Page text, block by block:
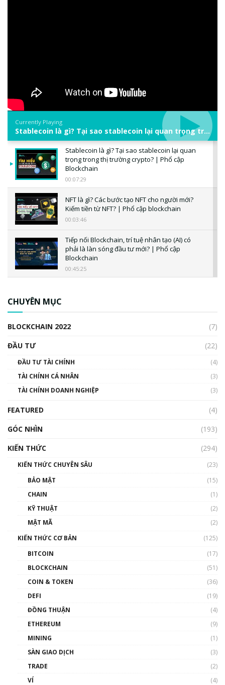
Currently Playing
Stablecoin là gì? Tại sao stablecoin lại quan trọng trong thị trường crypto? | Phổ cập Blockchain
Stablecoin là gì? Tại sao stablecoin lại quan
trọng trong thị trường crypto? | Phổ cập
Blockchain
00:07:29
NFT là gì? Các bước tạo NFT cho người mới?
Kiếm tiền từ NFT? | Phổ cập blockchain
00:03:46
Tiếp nối Blockchain, trí tuệ nhân tạo (AI) có
phải là làn sóng đầu tư mới? | Phổ cập
Blockchain
00:45:25
00:02:14
Nhìn lại năm 2022: Những sự kiện ảnh hưởng
đến hệ sinh thái tiền mã hoá | Phổ cập
00:43:47
như thể nào?
00:39:31
Phổ cập Blockchain
thống & Crypto qua các cuộc chiến | Phổ cập
CHUYÊN MỤC
BLOCKCHAIN 2022
(7)
ĐẦU TƯ
(22)
ĐẦU TƯ TÀI CHÍNH
(4)
TÀI CHÍNH CÁ NHÂN
(3)
TÀI CHÍNH DOANH NGHIỆP
(3)
FEATURED
(4)
GÓC NHÌN
(193)
KIẾN THỨC
(294)
KIẾN THỨC CHUYÊN SÂU
(23)
BẢO MẬT
(15)
CHAIN
(1)
KỸ THUẬT
(2)
MẬT MÃ
(2)
KIẾN THỨC CƠ BẢN
(125)
BITCOIN
(17)
BLOCKCHAIN
(51)
COIN & TOKEN
(36)
DEFI
(19)
ĐỒNG THUẬN
(4)
ETHEREUM
(9)
MINING
(1)
SÀN GIAO DỊCH
(3)
TRADE
(2)
VÍ
(4)